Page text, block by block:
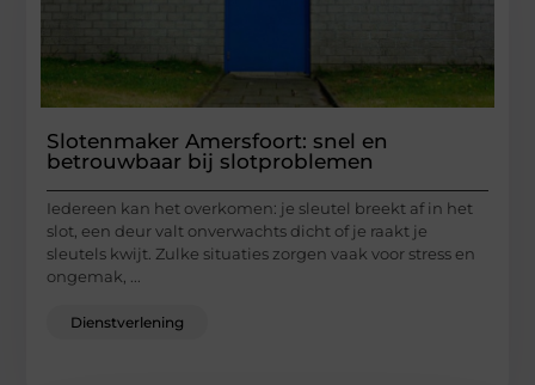
Slotenmaker Amersfoort: snel en
betrouwbaar bij slotproblemen
Iedereen kan het overkomen: je sleutel breekt af in het
slot, een deur valt onverwachts dicht of je raakt je
sleutels kwijt. Zulke situaties zorgen vaak voor stress en
ongemak, ...
Dienstverlening